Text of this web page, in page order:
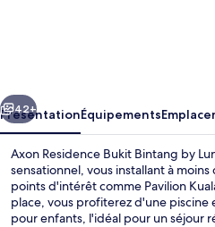
by
Luna
Suivant
42+
PrésentationÉquipements
Axon Residence Bukit Bintang by
sensationnel, vous installant à
points d'intérêt comme Pavilion
place, vous profiterez d'une
pour enfants, l'idéal pour un séjour